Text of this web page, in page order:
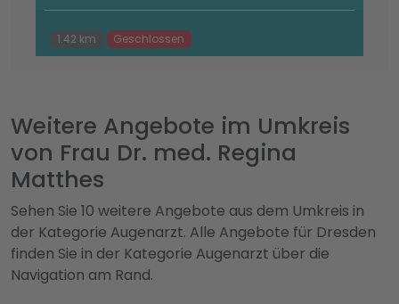
1.42 km Geschlossen
Weitere Angebote im Umkreis
von Frau Dr. med. Regina
Matthes
Sehen Sie 10 weitere Angebote aus dem Umkreis in
der Kategorie Augenarzt. Alle Angebote für Dresden
finden Sie in der Kategorie Augenarzt über die
Navigation am Rand.